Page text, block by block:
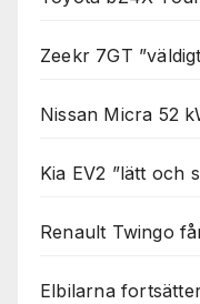
Zeekr 7GT
Nissan Micra 52
Kia EV2 ”lätt och
Renault Twingo
Elbilarna